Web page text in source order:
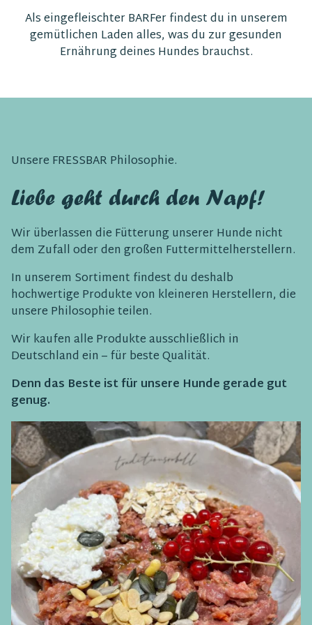
Als eingefleischter BARFer findest du in unserem
gemütlichen Laden alles, was du zur gesunden
Ernährung deines Hundes brauchst.
Unsere FRESSBAR Philosophie.
Liebe geht durch den Napf!
Wir überlassen die Fütterung unserer Hunde nicht
dem Zufall oder den großen Futtermittelherstellern.
In unserem Sortiment findest du deshalb
hochwertige Produkte von kleineren Herstellern, die
unsere Philosophie teilen.
Wir kaufen alle Produkte ausschließlich in
Deutschland ein – für beste Qualität.
Denn das Beste ist für unsere Hunde gerade gut
genug.